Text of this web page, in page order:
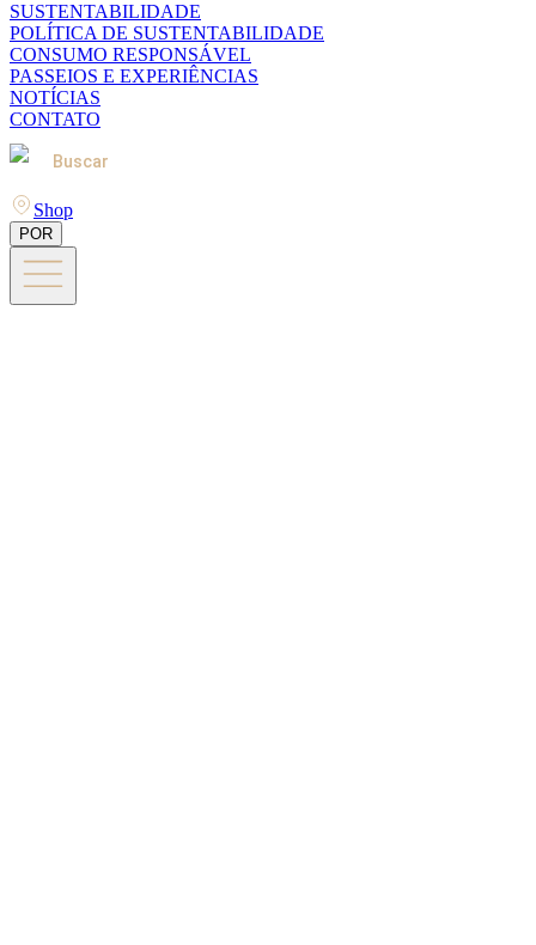
SUSTENTABILIDADE
POLÍTICA DE SUSTENTABILIDADE
CONSUMO RESPONSÁVEL
PASSEIOS E EXPERIÊNCIAS
NOTÍCIAS
CONTATO
Buscar
Shop
POR